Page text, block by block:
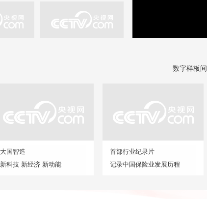
数字样板间
大国智造
新科技 新经济 新动能
首部行业纪录片
记录中国保险业发展历程